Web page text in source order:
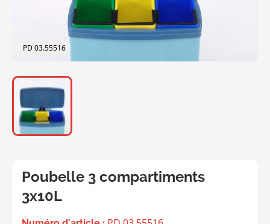
PD 03.55516
Poubelle 3 compartiments
3x10L